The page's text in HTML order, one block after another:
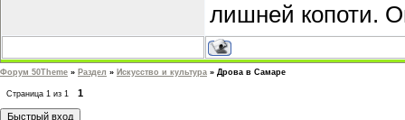
лишней копоти.
Форум 50Theme » Раздел » Искусство и культура » Дрова в Самаре
Страница 1 из 1 1